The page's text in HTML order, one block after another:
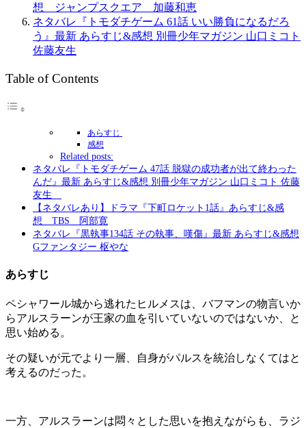
想 ジャンプスクエア 加藤和恵
ネタバレ『トモダチゲーム 61話 いい勝負になるだろ
う』最新 あらすじ&感想 別冊少年マガジン 山口ミコト
佐藤友生
Table of Contents
あらすじ
感想
Related posts:
ネタバレ『トモダチゲーム 47話 脱獄の成功者が出て終わった
んだ』最新 あらすじ&感想 別冊少年マガジン 山口ミコト 佐藤
友生
【ネタバレあり】ドラマ『下町ロケット1話』あらすじ&感
想 TBS 阿部寛
ネタバレ『黒執事134話 その執事、嘆傷』最新 あらすじ&感想
Gファンタジー 枢やな
あらすじ
ペシャワール城から逃れたヒルメスは、バフマンの物言いか
らアルスラーンが王家の血を引いていないのではないか、と
思い始める。
その疑いが元でより一層、自身がパルスを統治しなくてはと
考えるのだった。
一方、アルスラーンは悶々とした思いを抱えながらも、ラジ